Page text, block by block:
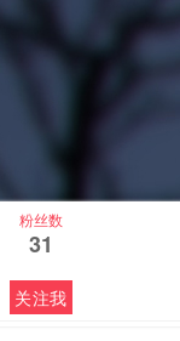
粉丝数
31
关注我